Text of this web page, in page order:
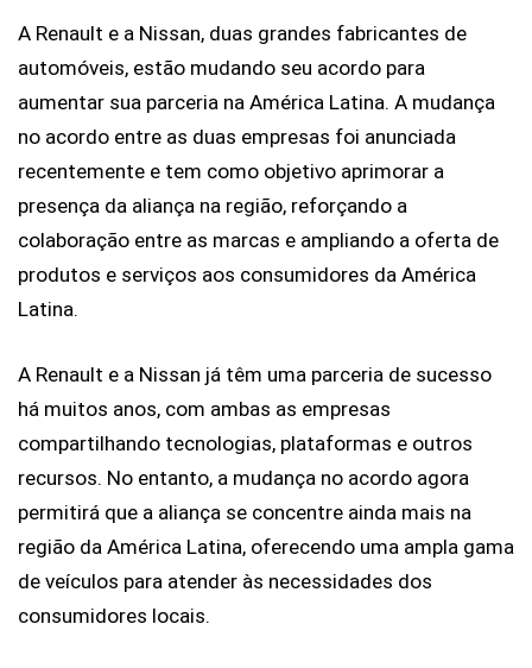
A Renault e a Nissan, duas grandes fabricantes de
automóveis, estão mudando seu acordo para
aumentar sua parceria na América Latina. A mudança
no acordo entre as duas empresas foi anunciada
recentemente e tem como objetivo aprimorar a
presença da aliança na região, reforçando a
colaboração entre as marcas e ampliando a oferta de
produtos e serviços aos consumidores da América
Latina.
A Renault e a Nissan já têm uma parceria de sucesso
há muitos anos, com ambas as empresas
compartilhando tecnologias, plataformas e outros
recursos. No entanto, a mudança no acordo agora
permitirá que a aliança se concentre ainda mais na
região da América Latina, oferecendo uma ampla gama
de veículos para atender às necessidades dos
consumidores locais.